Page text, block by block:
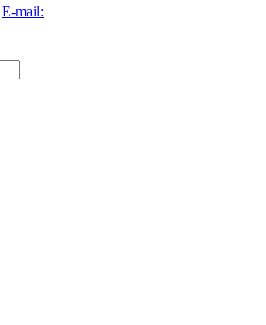
E-mail: